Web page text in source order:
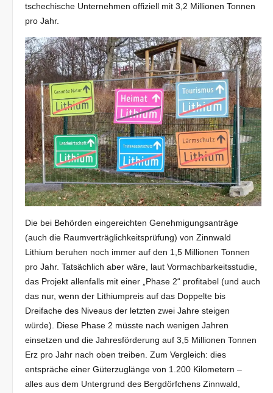
tschechische Unternehmen offiziell mit 3,2 Millionen Tonnen
pro Jahr.
Die bei Behörden eingereichten Genehmigungsanträge
(auch die Raumverträglichkeitsprüfung) von Zinnwald
Lithium beruhen noch immer auf den 1,5 Millionen Tonnen
pro Jahr. Tatsächlich aber wäre, laut Vormachbarkeitsstudie,
das Projekt allenfalls mit einer „Phase 2“ profitabel (und auch
das nur, wenn der Lithiumpreis auf das Doppelte bis
Dreifache des Niveaus der letzten zwei Jahre steigen
würde). Diese Phase 2 müsste nach wenigen Jahren
einsetzen und die Jahresförderung auf 3,5 Millionen Tonnen
Erz pro Jahr nach oben treiben. Zum Vergleich: dies
entspräche einer Güterzuglänge von 1.200 Kilometern –
alles aus dem Untergrund des Bergdörfchens Zinnwald,